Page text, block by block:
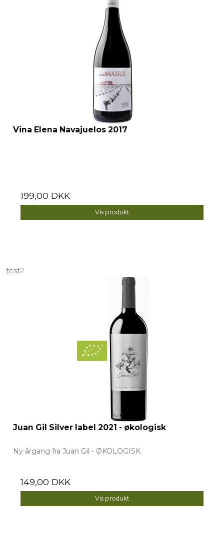
Vina Elena Navajuelos 2017
199,00 DKK
Vis produkt
test2
Juan Gil Silver label 2021 - økologisk
Ny årgang fra Juan Gil - ØKOLOGISK
149,00 DKK
Vis produkt